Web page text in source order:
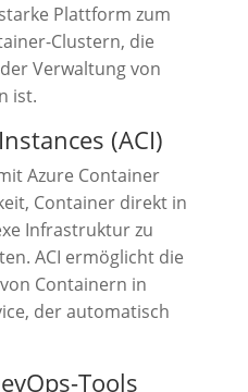
Plattform zum
Clustern, die
Verwaltung von
ist.
(ACI)
Azure Container
Container direkt in
Infrastruktur zu
ACI ermöglicht die
Containern in
der automatisch
Tools